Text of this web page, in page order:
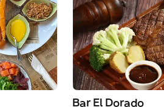
Bar El Dorado